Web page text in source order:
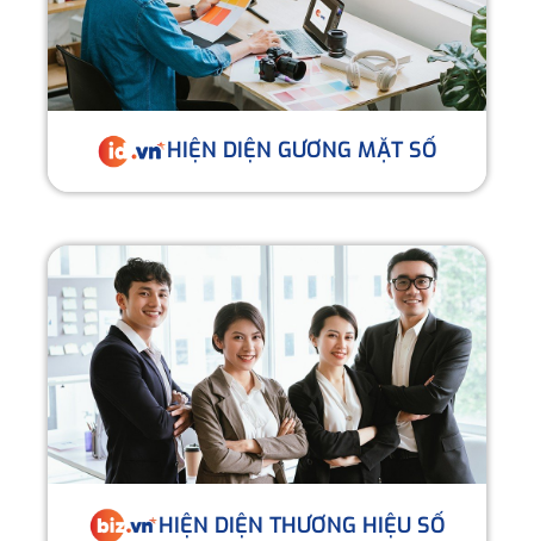
HIỆN DIỆN GƯƠNG MẶT SỐ
HIỆN DIỆN THƯƠNG HIỆU SỐ